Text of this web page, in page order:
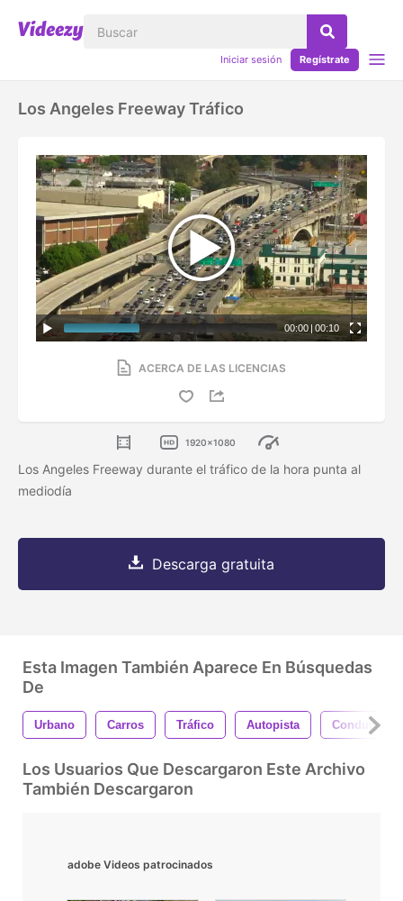
Iniciar sesión Regístrate
Los Angeles Freeway Tráfico
00:00 | 00:10
ACERCA DE LAS LICENCIAS
1920x1080
Los Angeles Freeway durante el tráfico de la hora punta al
mediodía
Descarga gratuita
Esta Imagen También Aparece En Búsquedas
De
Urbano Carros Tráfico Autopista Conducción
Los Usuarios Que Descargaron Este Archivo
También Descargaron
adobe Videos patrocinados